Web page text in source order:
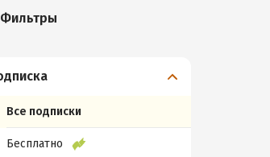
Фильтры
Все подписки
Бесплатно